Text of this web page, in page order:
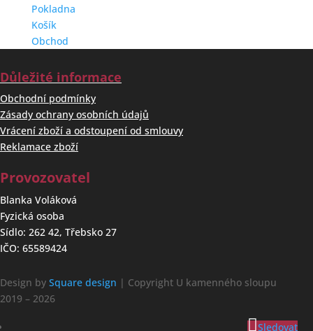
Pokladna
Košík
Obchod
Důležité informace
Obchodní podmínky
Zásady ochrany osobních údajů
Vrácení zboží a odstoupení od smlouvy
Reklamace zboží
Provozovatel
Blanka Voláková
Fyzická osoba
Sídlo: 262 42, Třebsko 27
IČO: 65589424
Design by Square design | Copyright U kamenného sloupu
2019 – 2026
Sledovat